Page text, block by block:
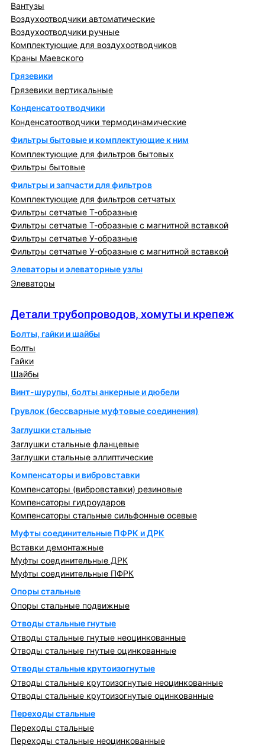
Вантузы
Воздухоотводчики автоматические
Воздухоотводчики ручные
Комплектующие для воздухоотводчиков
Краны Маевского
Грязевики
Грязевики вертикальные
Конденсатоотводчики
Конденсатоотводчики термодинамические
Фильтры бытовые и комплектующие к ним
Комплектующие для фильтров бытовых
Фильтры бытовые
Фильтры и запчасти для фильтров
Комплектующие для фильтров сетчатых
Фильтры сетчатые Т-образные
Фильтры сетчатые Т-образные с магнитной вставкой
Фильтры сетчатые У-образные
Фильтры сетчатые У-образные с магнитной вставкой
Элеваторы и элеваторные узлы
Элеваторы
Детали трубопроводов, хомуты и крепеж
Болты, гайки и шайбы
Болты
Гайки
Шайбы
Винт-шурупы, болты анкерные и дюбели
Грувлок (бессварные муфтовые соединения)
Заглушки стальные
Заглушки стальные фланцевые
Заглушки стальные эллиптические
Компенсаторы и вибровставки
Компенсаторы (вибровставки) резиновые
Компенсаторы гидроударов
Компенсаторы стальные сильфонные осевые
Муфты соединительные ПФРК и ДРК
Вставки демонтажные
Муфты соединительные ДРК
Муфты соединительные ПФРК
Опоры стальные
Опоры стальные подвижные
Отводы стальные гнутые
Отводы стальные гнутые неоцинкованные
Отводы стальные гнутые оцинкованные
Отводы стальные крутоизогнутые
Отводы стальные крутоизогнутые неоцинкованные
Отводы стальные крутоизогнутые оцинкованные
Переходы стальные
Переходы стальные
Переходы стальные неоцинкованные